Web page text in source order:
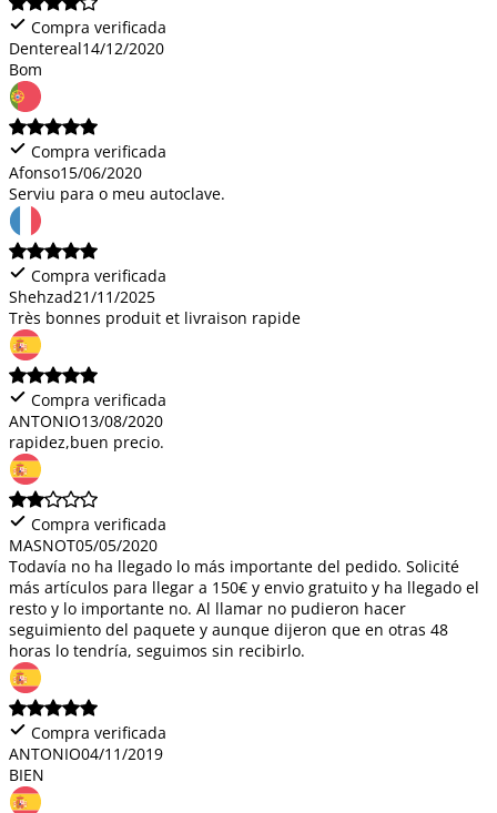
Compra verificada
Dentereal14/12/2020
Bom
Compra verificada
Afonso15/06/2020
Serviu para o meu autoclave.
Compra verificada
Shehzad21/11/2025
Très bonnes produit et livraison rapide
Compra verificada
ANTONIO13/08/2020
rapidez,buen precio.
Compra verificada
MASNOT05/05/2020
Todavía no ha llegado lo más importante del pedido. Solicité
más artículos para llegar a 150€ y envio gratuito y ha llegado el
resto y lo importante no. Al llamar no pudieron hacer
seguimiento del paquete y aunque dijeron que en otras 48
horas lo tendría, seguimos sin recibirlo.
Compra verificada
ANTONIO04/11/2019
BIEN